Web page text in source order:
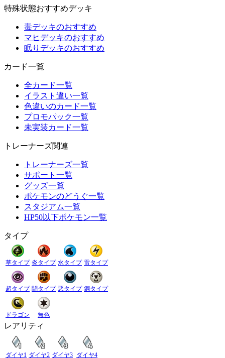
特殊状態おすすめデッキ
毒デッキのおすすめ
マヒデッキのおすすめ
眠りデッキのおすすめ
カード一覧
全カード一覧
イラスト違い一覧
色違いのカード一覧
プロモパック一覧
未実装カード一覧
トレーナーズ関連
トレーナーズ一覧
サポート一覧
グッズ一覧
ポケモンのどうぐ一覧
スタジアム一覧
HP50以下ポケモン一覧
タイプ
草タイプ 炎タイプ 水タイプ 雷タイプ
超タイプ 闘タイプ 悪タイプ 鋼タイプ
ドラゴン 無色
レアリティ
ダイヤ1 ダイヤ2 ダイヤ3 ダイヤ4